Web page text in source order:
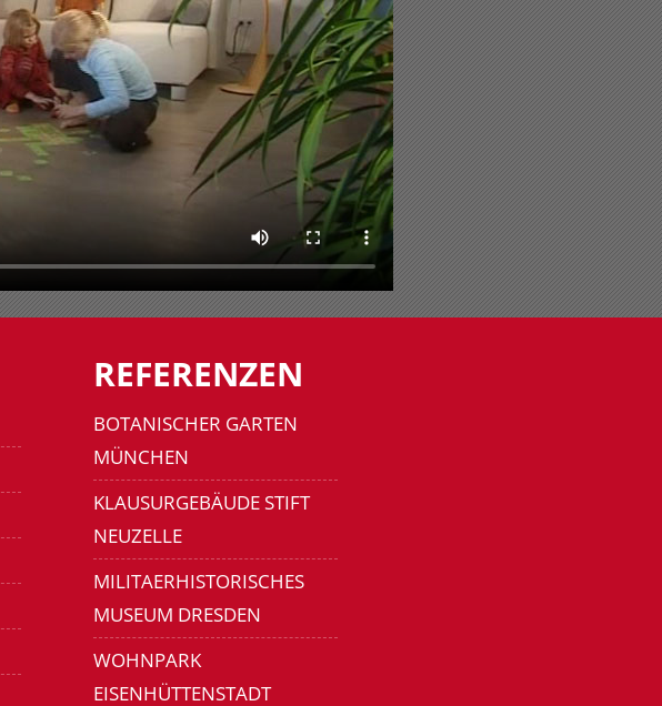
REFERENZEN
BOTANISCHER GARTEN
MÜNCHEN
KLAUSURGEBÄUDE STIFT
NEUZELLE
MILITAERHISTORISCHES
MUSEUM DRESDEN
WOHNPARK
EISENHÜTTENSTADT